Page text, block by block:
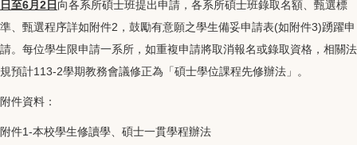
日至6月2日 向各系所碩士班提出申請，各系所碩士班錄取名額、甄選標
準、甄選程序詳如附件2，鼓勵有意願之學生備妥申請表(如附件3)踴躍申
請。每位學生限申請一系所，如重複申請將取消報名或錄取資格，相關法
規預計113-2學期教務會議修正為「碩士學位課程先修辦法」。
附件資料：
附件1-本校學生修讀學、碩士一貫學程辦法